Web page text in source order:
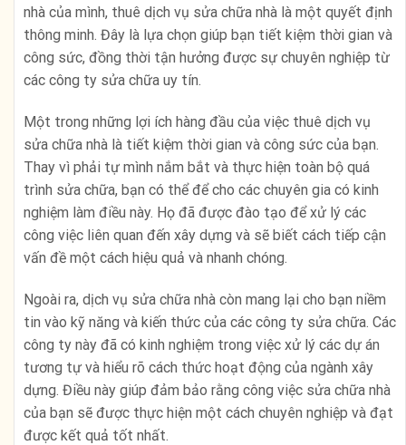
nhà của mình, thuê dịch vụ sửa chữa nhà là một quyết định
thông minh. Đây là lựa chọn giúp bạn tiết kiệm thời gian và
công sức, đồng thời tận hưởng được sự chuyên nghiệp từ
các công ty sửa chữa uy tín.
Một trong những lợi ích hàng đầu của việc thuê dịch vụ
sửa chữa nhà là tiết kiệm thời gian và công sức của bạn.
Thay vì phải tự mình nắm bắt và thực hiện toàn bộ quá
trình sửa chữa, bạn có thể để cho các chuyên gia có kinh
nghiệm làm điều này. Họ đã được đào tạo để xử lý các
công việc liên quan đến xây dựng và sẽ biết cách tiếp cận
vấn đề một cách hiệu quả và nhanh chóng.
Ngoài ra, dịch vụ sửa chữa nhà còn mang lại cho bạn niềm
tin vào kỹ năng và kiến thức của các công ty sửa chữa. Các
công ty này đã có kinh nghiệm trong việc xử lý các dự án
tương tự và hiểu rõ cách thức hoạt động của ngành xây
dựng. Điều này giúp đảm bảo rằng công việc sửa chữa nhà
của bạn sẽ được thực hiện một cách chuyên nghiệp và đạt
được kết quả tốt nhất.